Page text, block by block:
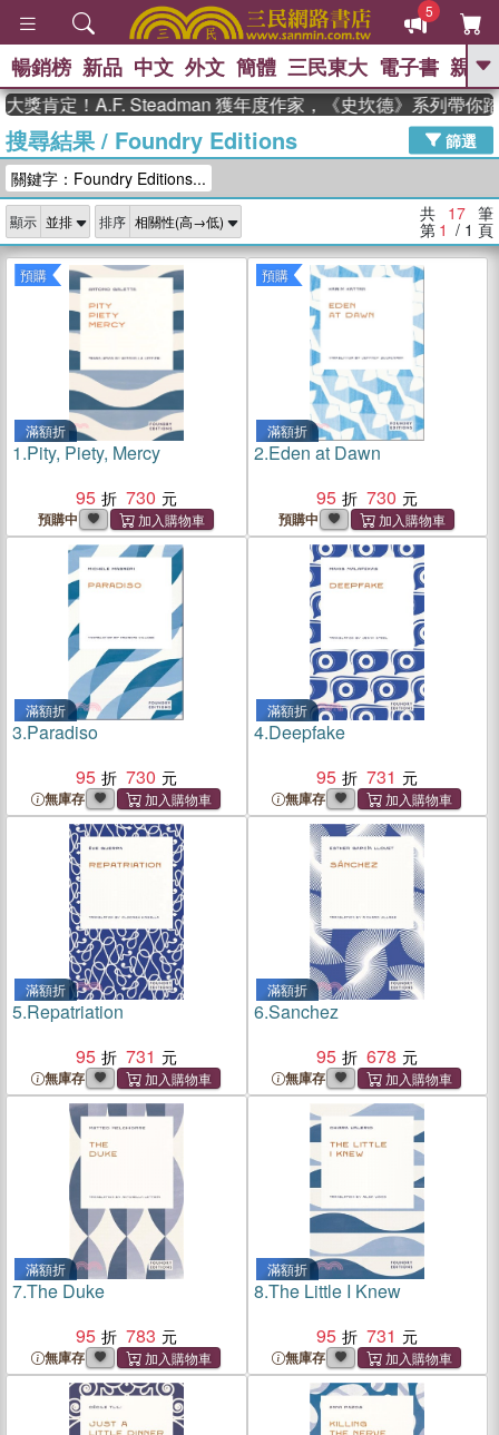
5
GO
熱搜： 東野圭吾 The Odyssey 、
父親節 、 如果歷史是一群喵 、 暑期
念華 、 台灣的李登輝時代 、 數學女
孩：黎曼猜想
偉大的迷走神經
暢銷榜 新品 中文 外文 簡體 三民東大 電子書 親子
肯定！A.F. Steadman 獲年度作家，《史坎德》系列帶你踏
搜尋結果/ Foundry Editions
篩選
關鍵字：Foundry Editions...
顯示 排序 共 17 筆
第 1 / 1 頁
預購
滿額折
1.Pity, Piety, Mercy
95
730
預購中
預購
滿額折
2.Eden at Dawn
95
730
預購中
滿額折
3.Paradiso
95
730
無庫存
滿額折
4.Deepfake
95
731
無庫存
滿額折
5.Repatriation
95
731
無庫存
滿額折
6.Sanchez
95
678
無庫存
滿額折
7.The Duke
95
783
無庫存
滿額折
8.The Little I Knew
95
731
無庫存